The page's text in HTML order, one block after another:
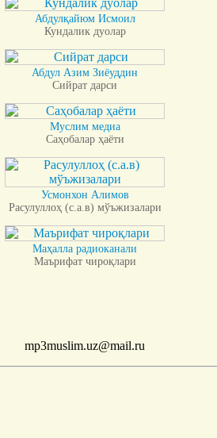
Абдулқайюм Исмоил
Кундалик дуолар
Абдул Азим Зиёуддин
Сийрат дарси
Муслим медиа
Саҳобалар ҳаёти
Усмонхон Алимов
Расулуллоҳ (с.а.в) мўъжизалари
Маҳалла радиоканали
Маърифат чироқлари
mp3muslim.uz@mail.ru